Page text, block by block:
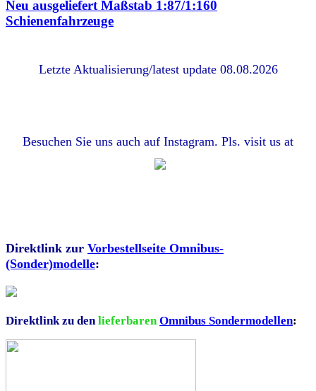
Neu ausgeliefert Maßstab 1:87/1:160
Schienenfahrzeuge
Letzte Aktualisierung/latest update 08.08.2026
Besuchen Sie uns auch auf Instagram. Pls. visit us at
Direktlink zur Vorbestellseite Omnibus-
(Sonder)modelle:
Direktlink zu denlieferbaren Omnibus Sondermodellen: